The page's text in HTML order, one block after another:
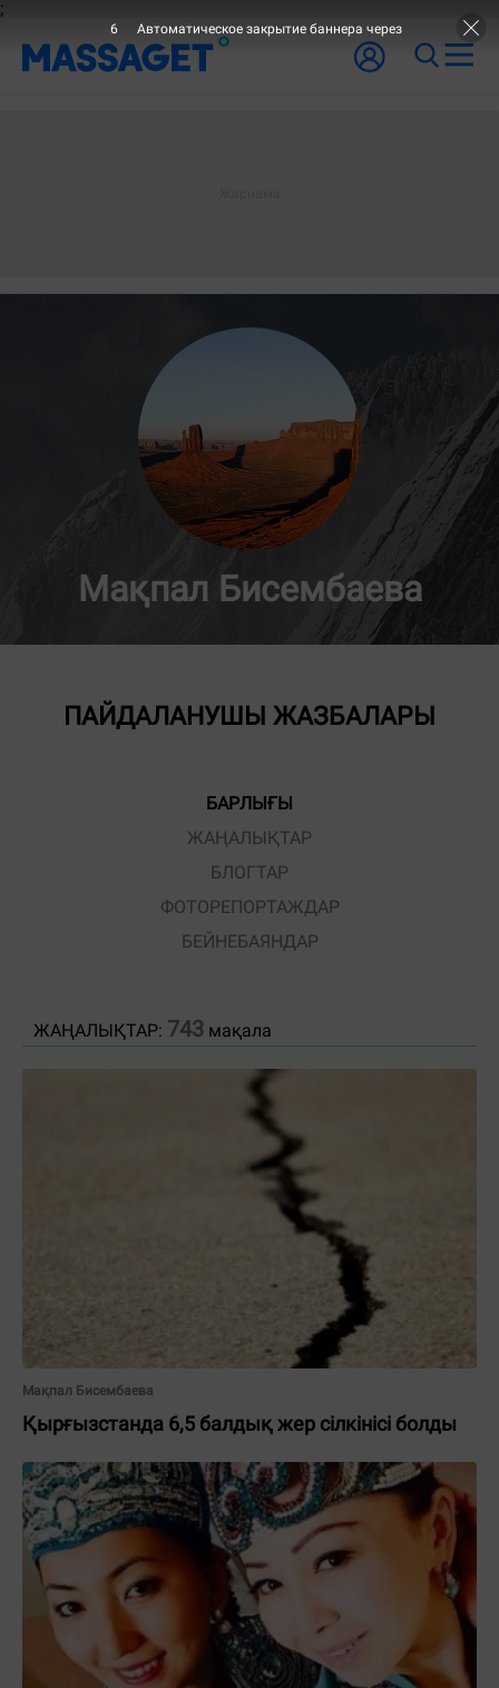
;
Мақпал Бисембаева
ПАЙДАЛАНУШЫ ЖАЗБАЛАРЫ
БАРЛЫҒЫ
ЖАҢАЛЫҚТАР
БЛОГТАР
ФОТОРЕПОРТАЖДАР
БЕЙНЕБАЯНДАР
ЖАҢАЛЫҚТАР: 743 мақала
Мақпал Бисембаева
Қырғызстанда 6,5 балдық жер сілкінісі болды
5 Автоматическое закрытие баннера через